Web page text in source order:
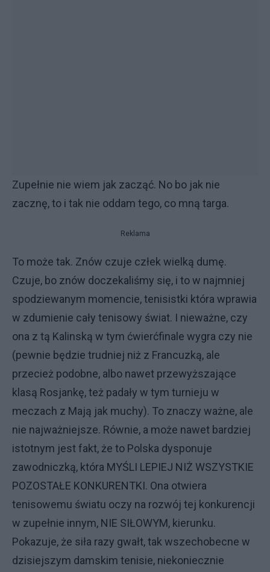
Zupełnie nie wiem jak zacząć. No bo jak nie
zacznę, to i tak nie oddam tego, co mną targa.
Reklama
To może tak. Znów czuje człek wielką dumę.
Czuje, bo znów doczekaliśmy się, i to w najmniej
spodziewanym momencie, tenisistki która wprawia
w zdumienie cały tenisowy świat. I nieważne, czy
ona z tą Kalinską w tym ćwierćfinale wygra czy nie
(pewnie będzie trudniej niż z Francuzką, ale
przecież podobne, albo nawet przewyższające
klasą Rosjankę, też padały w tym turnieju w
meczach z Mają jak muchy). To znaczy ważne, ale
nie najważniejsze. Równie, a może nawet bardziej
istotnym jest fakt, że to Polska dysponuje
zawodniczką, która MYŚLI LEPIEJ NIŻ WSZYSTKIE
POZOSTAŁE KONKURENTKI. Ona otwiera
tenisowemu światu oczy na rozwój tej konkurencji
w zupełnie innym, NIE SIŁOWYM, kierunku.
Pokazuje, że siła razy gwałt, tak wszechobecne w
dzisiejszym damskim tenisie, niekoniecznie